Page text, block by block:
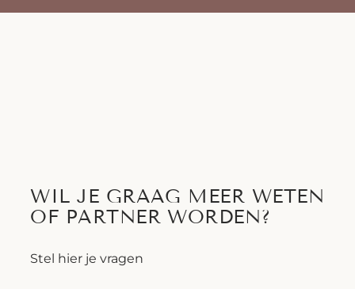
WIL JE GRAAG MEER WETEN
OF PARTNER WORDEN?
Stel hier je vragen